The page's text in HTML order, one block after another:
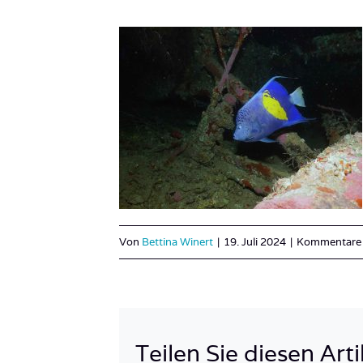
Von Bettina Winert | 19. Juli 2024 |
Teilen Sie diesen